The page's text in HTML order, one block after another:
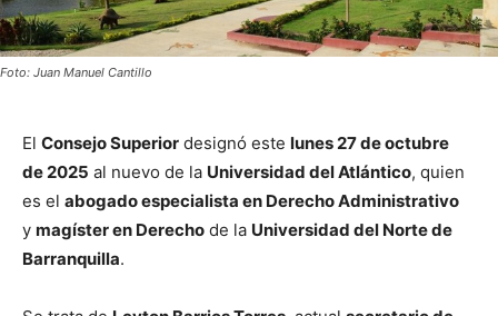
Foto: Juan Manuel Cantillo
El Consejo Superior designó este lunes 27 de octubre
de 2025 al nuevo de la Universidad del Atlántico, quien
es el abogado especialista en Derecho Administrativo
y magíster en Derecho de la Universidad del Norte de
Barranquilla.